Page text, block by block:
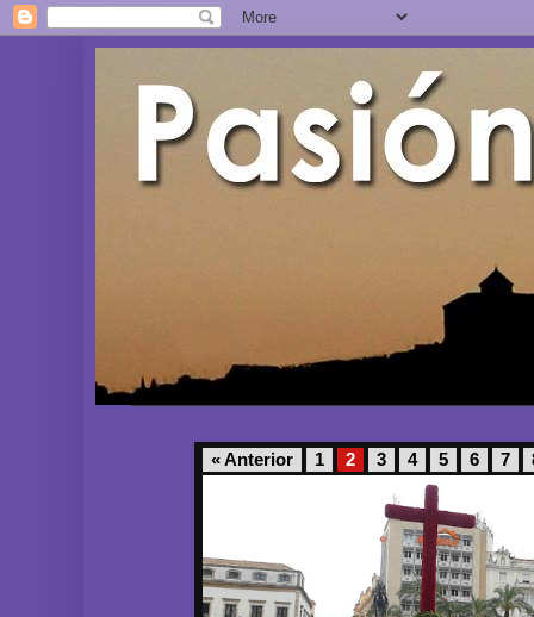
« Anterior 1 2 3 4 5 6 7